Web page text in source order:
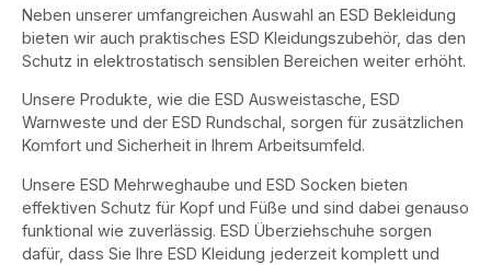
Neben unserer umfangreichen Auswahl an ESD Bekleidung
bieten wir auch praktisches ESD Kleidungszubehör, das den
Schutz in elektrostatisch sensiblen Bereichen weiter erhöht.
Unsere Produkte, wie die ESD Ausweistasche, ESD
Warnweste und der ESD Rundschal, sorgen für zusätzlichen
Komfort und Sicherheit in Ihrem Arbeitsumfeld.
Unsere ESD Mehrweghaube und ESD Socken bieten
effektiven Schutz für Kopf und Füße und sind dabei genauso
funktional wie zuverlässig. ESD Überziehschuhe sorgen
dafür, dass Sie Ihre ESD Kleidung jederzeit komplett und